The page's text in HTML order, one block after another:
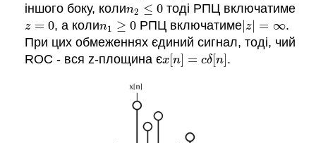
іншого боку, колиn2 ≤ 0
n2 ≤0 тоді РПЦ включатиме
z = 0
z =0 , а колиn1 ≥ 0
n1 ≥0 РПЦ включатиме|z| = ∞
|z =∞
.
При цих обмеженнях єдиний сигнал, тоді, чий
ROC - вся z-площина єx[n] = cδ[n]
x[ n] =c δ[n ] .